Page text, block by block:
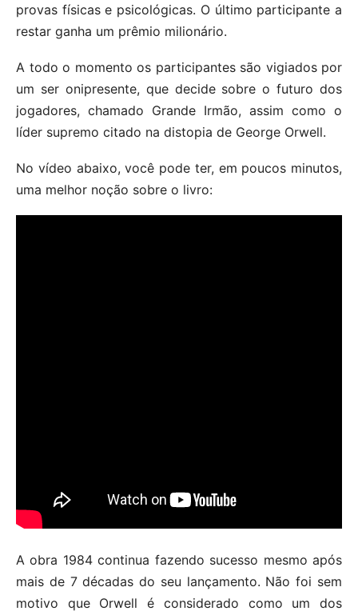
provas físicas e psicológicas. O último participante a
restar ganha um prêmio milionário.
A todo o momento os participantes são vigiados por
um ser onipresente, que decide sobre o futuro dos
jogadores, chamado Grande Irmão, assim como o
líder supremo citado na distopia de George Orwell.
No vídeo abaixo, você pode ter, em poucos minutos,
uma melhor noção sobre o livro:
A obra 1984 continua fazendo sucesso mesmo após
mais de 7 décadas do seu lançamento. Não foi sem
motivo que Orwell é considerado como um dos